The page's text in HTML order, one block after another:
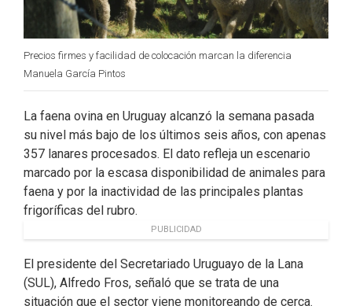
Precios firmes y facilidad de colocación marcan la diferencia
Manuela García Pintos
La faena ovina en Uruguay alcanzó la semana pasada
su nivel más bajo de los últimos seis años, con apenas
357 lanares procesados. El dato refleja un escenario
marcado por la escasa disponibilidad de animales para
faena y por la inactividad de las principales plantas
frigoríficas del rubro.
PUBLICIDAD
El presidente del Secretariado Uruguayo de la Lana
(SUL), Alfredo Fros, señaló que se trata de una
situación que el sector viene monitoreando de cerca.